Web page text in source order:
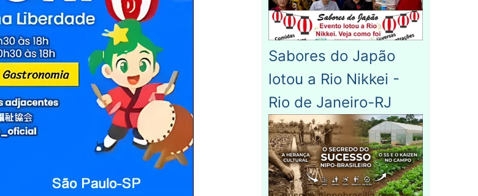
Sabores do Japão
lotou a Rio Nikkei -
Rio de Janeiro-RJ